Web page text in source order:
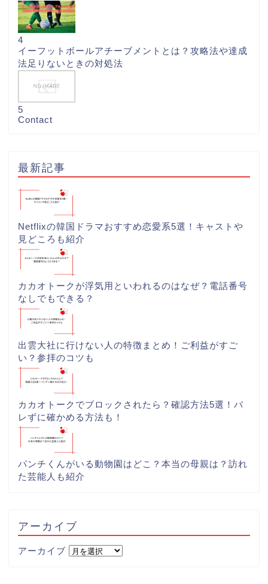
4
イーフットボールアチーブメントとは？攻略法や達成
法足りないときの対処法
5
Contact
最新記事
Netflixの韓国ドラマおすすめ恋愛系5選！キャストや
見どころも紹介
カカオトークが浮気用といわれるのはなぜ？電話番号
なしでもできる？
出雲大社に行けない人の特徴まとめ！ご利益がすご
い？参拝のコツも
カカオトークでブロックされたら？確認方法5選！バ
レずに確かめる方法も！
パンチくんがいる動物園はどこ？本当の母親は？訪れ
た芸能人も紹介
アーカイブ
アーカイブ